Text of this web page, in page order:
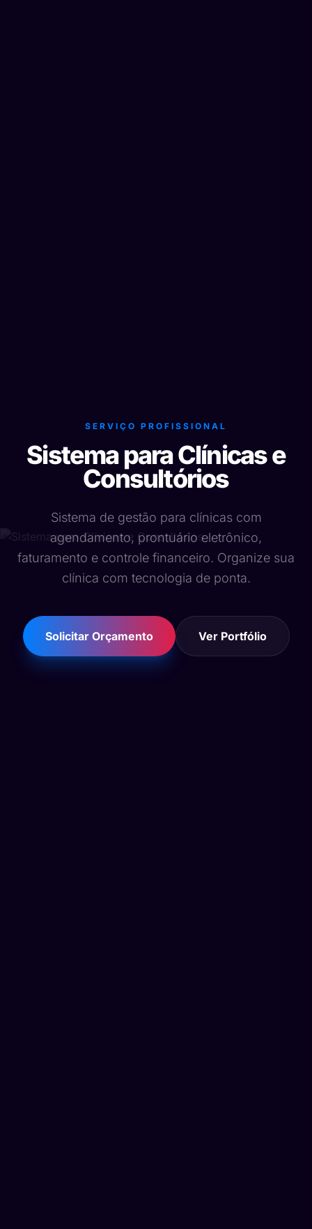
SERVIÇO PROFISSIONAL
Sistema para Clínicas e
Consultórios
Sistema de gestão para clínicas com
agendamento, prontuário eletrônico,
faturamento e controle financeiro. Organize sua
clínica com tecnologia de ponta.
Solicitar Orçamento Ver Portfólio